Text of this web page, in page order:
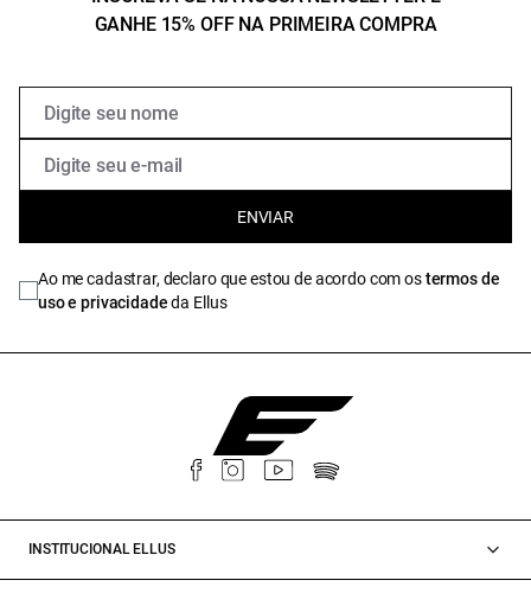
GANHE 15% OFF NA PRIMEIRA COMPRA
ENVIAR
Ao me cadastrar, declaro que estou de acordo com ostermos de
uso e privacidadeda Ellus
INSTITUCIONAL ELLUS